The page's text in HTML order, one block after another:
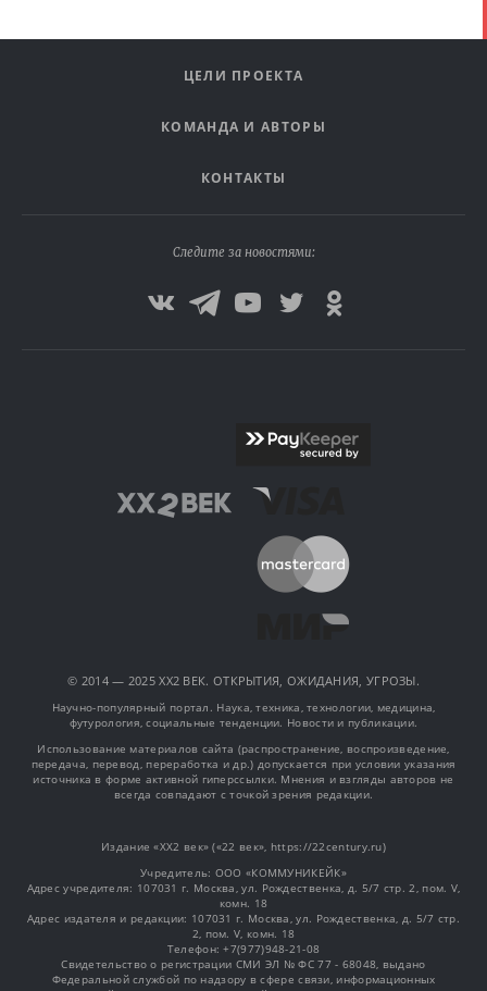
ЦЕЛИ ПРОЕКТА
КОМАНДА И АВТОРЫ
КОНТАКТЫ
Следите за новостями:
© 2014 — 2025 XX2 ВЕК. ОТКРЫТИЯ, ОЖИДАНИЯ, УГРОЗЫ.
Научно-популярный портал. Наука, техника, технологии, медицина,
футурология, социальные тенденции. Новости и публикации.
Использование материалов сайта (распространение, воспроизведение,
передача, перевод, переработка и др.) допускается при условии указания
источника в форме активной гиперссылки. Мнения и взгляды авторов не
всегда совпадают с точкой зрения редакции.
Издание «XX2 век» («22 век», https://22century.ru)
Учредитель: OOO «КОММУНИКЕЙК»
Адрес учредителя: 107031 г. Москва, ул. Рождественка, д. 5/7 стр. 2, пом. V,
комн. 18
Адрес издателя и редакции: 107031 г. Москва, ул. Рождественка, д. 5/7 стр.
2, пом. V, комн. 18
Телефон: +7(977)948-21-08
Свидетельство о регистрации СМИ ЭЛ № ФС 77 - 68048, выдано
Федеральной службой по надзору в сфере связи, информационных